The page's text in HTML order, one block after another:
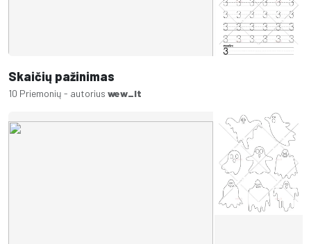
Skaičių pažinimas
10 Priemonių - autorius wew_lt